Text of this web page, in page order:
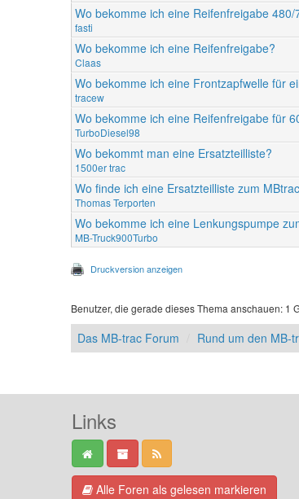
Wo bekomme ich eine Reifenfreigabe
fasti
Wo bekomme ich eine Reifenfreigabe?
Claas
Wo bekomme ich eine Frontzapfwelle für
tracew
Wo bekomme ich eine Reifenfreigabe für
TurboDiesel98
Wo bekommt man eine Ersatzteilliste?
1500er trac
Wo finde ich eine Ersatzteilliste zum
Thomas Terporten
Wo bekomme ich eine Lenkungspumpe
MB-Truck900Turbo
Druckversion anzeigen
Benutzer, die gerade dieses Thema anschauen: 1
Das MB-trac Forum Rund um den MB-
Links
Alle Foren als gelesen markieren